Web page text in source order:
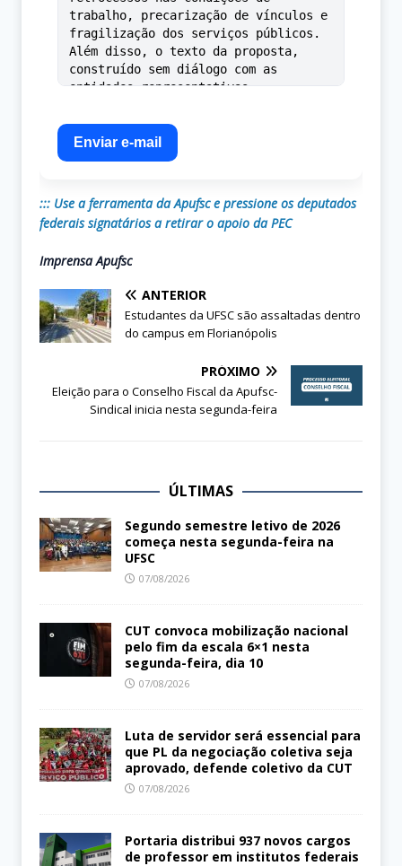
Enviar e-mail
::: Use a ferramenta da Apufsc e pressione os deputados
federais signatários a retirar o apoio da PEC
Imprensa Apufsc
ANTERIOR
Estudantes da UFSC são assaltadas dentro
do campus em Florianópolis
PRÓXIMO
Eleição para o Conselho Fiscal da Apufsc-
Sindical inicia nesta segunda-feira
ÚLTIMAS
Segundo semestre letivo de 2026
começa nesta segunda-feira na
UFSC
07/08/2026
CUT convoca mobilização nacional
pelo fim da escala 6×1 nesta
segunda-feira, dia 10
07/08/2026
Luta de servidor será essencial para
que PL da negociação coletiva seja
aprovado, defende coletivo da CUT
07/08/2026
Portaria distribui 937 novos cargos
de professor em institutos federais